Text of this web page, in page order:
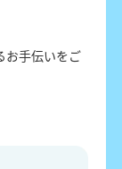
お手伝いをご